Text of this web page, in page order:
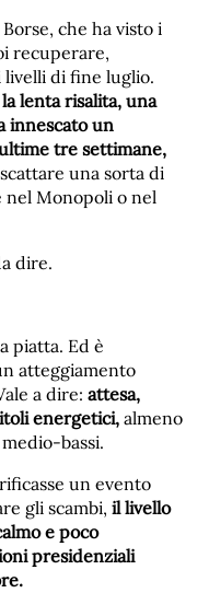
Borse, che ha visto i
recuperare,
livelli di fine luglio.
lenta risalita, una
innescato un
tre settimane,
una sorta di
nel Monopoli o nel
dire.
piatta. Ed è
atteggiamento
a dire: attesa,
energetici, almeno
bassi.
un evento
gli scambi, il livello
e poco
presidenziali